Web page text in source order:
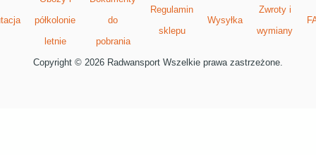
półkolonie
letnie
do
pobrania
Regulamin
sklepu
Wysyłka
Zwroty i
wymiany
Copyright © 2026 Radwansport Wszelkie prawa zastrzeżone.